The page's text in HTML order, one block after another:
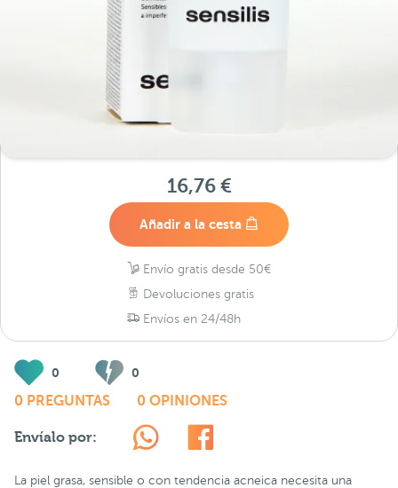
16,76 €
Añadir a la cesta
Envío gratis desde 50€
Devoluciones gratis
Envíos en 24/48h
0 0
0 PREGUNTAS 0 OPINIONES
Envíalo por:
La piel grasa, sensible o con tendencia acneica necesita una